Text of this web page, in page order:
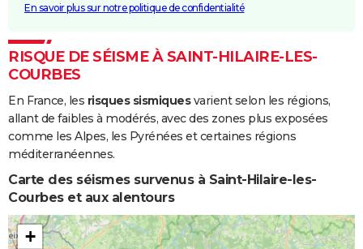
En savoir plus sur notre politique de confidentialité
RISQUE DE SÉISME À SAINT-HILAIRE-LES-
COURBES
En France, les risques sismiquesvarient selon les régions,
allant de faibles à modérés, avec des zones plus exposées
comme les Alpes, les Pyrénées et certaines régions
méditerranéennes.
Carte des séismes survenus à Saint-Hilaire-les-
Courbes et aux alentours
+